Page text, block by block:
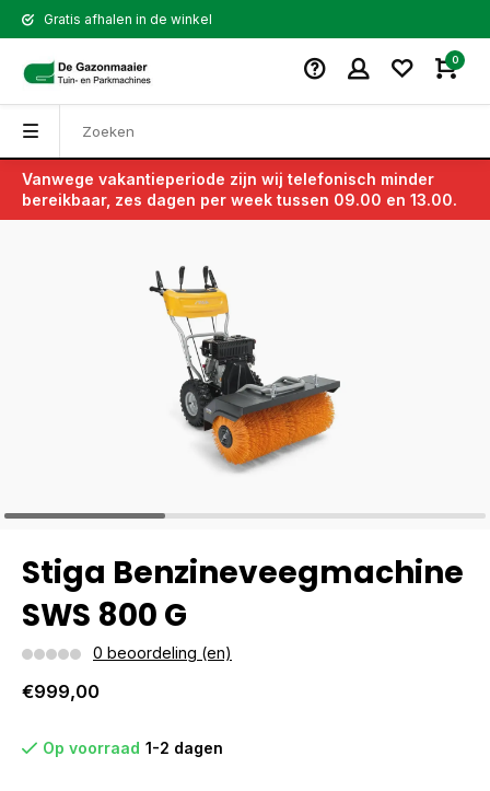
Gratis afhalen in de winkel
0
Vanwege vakantieperiode zijn wij telefonisch minder
bereikbaar, zes dagen per week tussen 09.00 en 13.00.
Terug
Stiga Benzineveegmachine
SWS 800 G
0 beoordeling (en)
€999,00
Op voorraad 1-2 dagen